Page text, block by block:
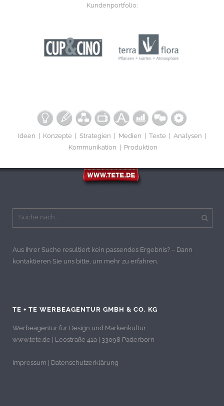
Kundenportfolio:
Ideen | Konzepte | Strategien | Medien | Texte | Analysen |
Kommunikation | Produktion
Aus Ihrer Suche resultiert kein passendes Ergebnis? – Dann
kontaktieren Sie uns bitte, um mehr zu erfahren.
TE + TE WERBEAGENTUR GMBH & CO. KG
Werbeagentur für Design und Markenkultur
www.tete.de | Leostraße 41a | 33098 Paderborn
Impressum | Datenschutzerklärung